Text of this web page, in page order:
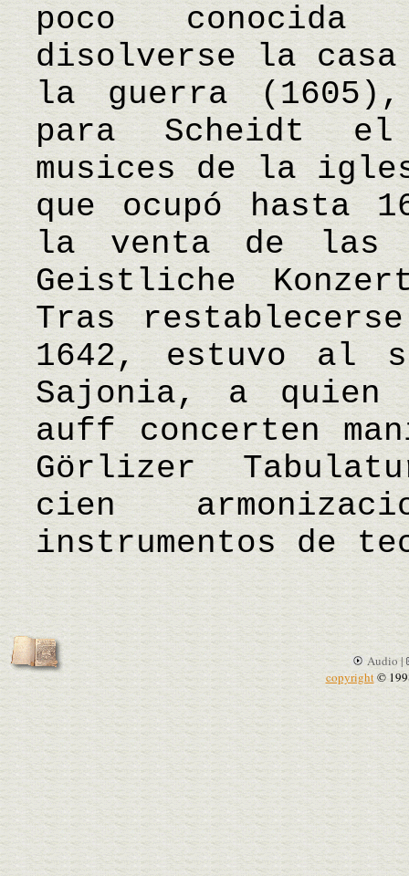
poco
disolverse la casa
la guerra (1605),
para Scheidt
musices de la
que ocupó hasta
la venta de las
Geistliche
Tras
1642, estuvo al
Sajonia, a quien
auff concerten
Görlizer
cien
instrumentos de
Audio |
copyright©